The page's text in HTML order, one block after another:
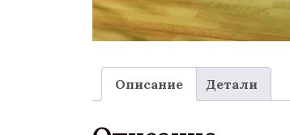
Описание Детали